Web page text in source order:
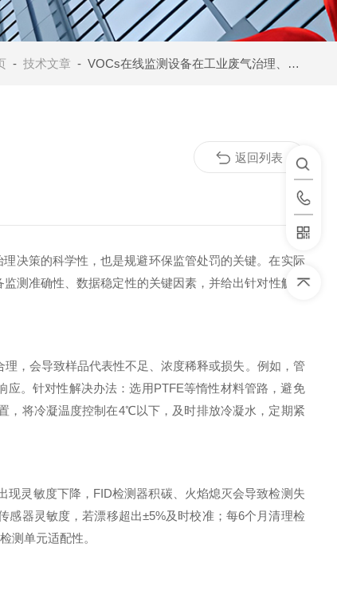
-技术文章 - VOCs在线监测设备在工业废气治理、环保达标排放管控中的应用价值解析
决策的科学性，也是规避环保监管处罚的关键。在实际
测准确性、数据稳定性的关键因素，并给出针对性解决
，会导致样品代表性不足、浓度稀释或损失。例如，管
。针对性解决办法：选用PTFE等惰性材料管路，避免
，将冷凝温度控制在4℃以下，及时排放冷凝水，定期紧
灵敏度下降，FID检测器积碳、火焰熄灭会导致检测失
器灵敏度，若漂移超出±5%及时校准；每6个月清理检
测单元适配性。
返回列表